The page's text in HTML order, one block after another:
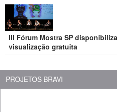
III Fórum Mostra SP
visualização gratuita
PROJETOS BRAVI